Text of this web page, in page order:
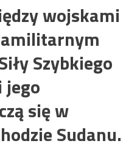
wojskami
Szybkiego
jego
się w
Sudanu.